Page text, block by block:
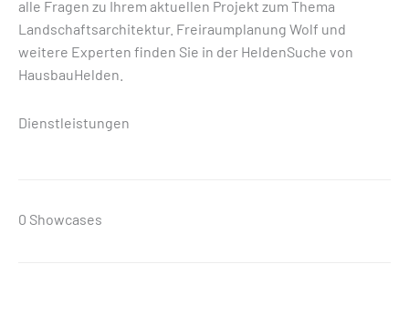
alle Fragen zu Ihrem aktuellen Projekt zum Thema
Landschaftsarchitektur. Freiraumplanung Wolf und
weitere Experten finden Sie in der HeldenSuche von
HausbauHelden.
Dienstleistungen
0 Showcases